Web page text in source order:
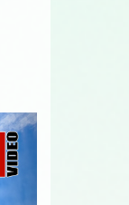
Next